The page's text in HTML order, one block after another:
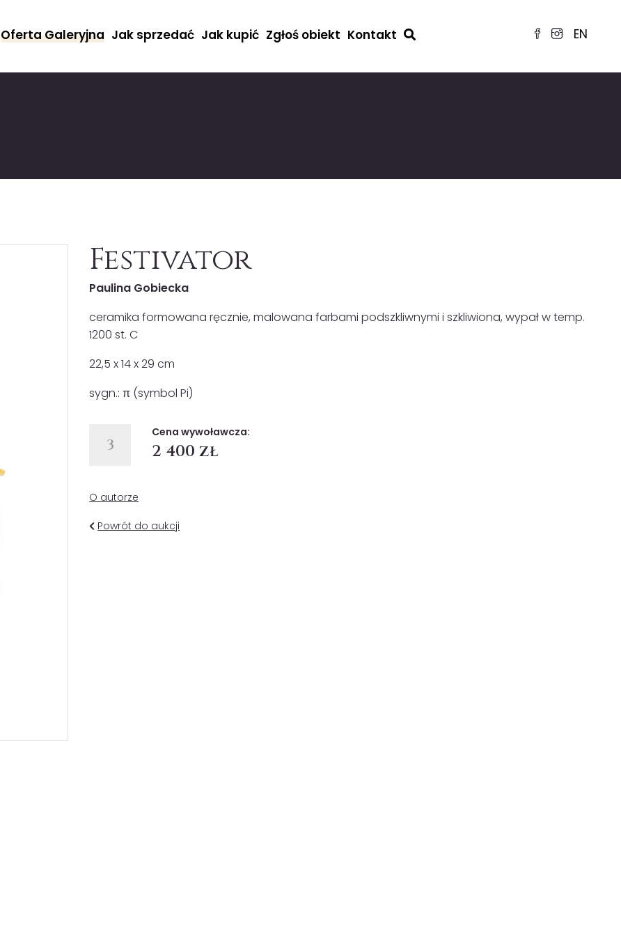
EN
Oferta Galeryjna Jak sprzedać Jak kupić Zgłoś obiekt Kontakt
Festivator
Paulina Gobiecka
ceramika formowana ręcznie, malowana farbami podszkliwnymi i szkliwiona, wypał w temp.
1200 st. C
22,5 x 14 x 29 cm
sygn.: π (symbol Pi)
3
Cena wywoławcza:
2 400 zł
O autorze
Powrót do aukcji